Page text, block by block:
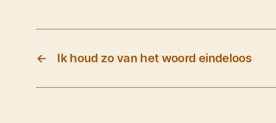
← Ik houd zo van het woord eindeloos